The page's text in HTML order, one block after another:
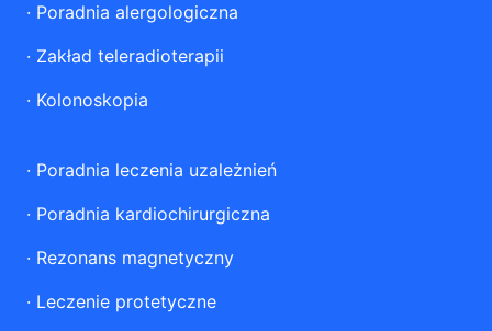
· Poradnia alergologiczna
· Zakład teleradioterapii
· Kolonoskopia
· Poradnia leczenia uzależnień
· Poradnia kardiochirurgiczna
· Rezonans magnetyczny
· Leczenie protetyczne